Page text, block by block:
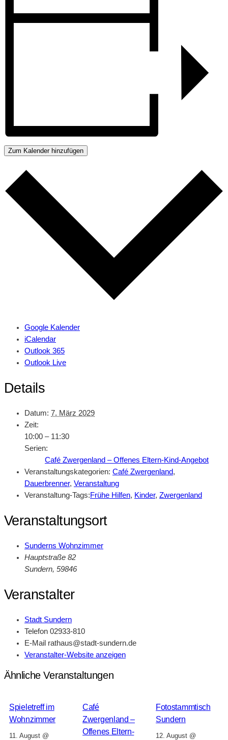
Zum Kalender hinzufügen
Google Kalender
iCalendar
Outlook 365
Outlook Live
Details
Datum: 7. März 2029
Zeit:
10:00 – 11:30
Serien:
Café Zwergenland – Offenes Eltern-Kind-Angebot
Veranstaltungskategorien: Café Zwergenland,
Dauerbrenner, Veranstaltung
Veranstaltung-Tags:Frühe Hilfen, Kinder, Zwergenland
Veranstaltungsort
Sunderns Wohnzimmer
Hauptstraße 82
Sundern, 59846
Veranstalter
Stadt Sundern
Telefon 02933-810
E-Mail rathaus@stadt-sundern.de
Veranstalter-Website anzeigen
Ähnliche Veranstaltungen
Spieletreff im
Wohnzimmer
11. August @
Café
Zwergenland –
Offenes Eltern-
Fotostammtisch
Sundern
12. August @